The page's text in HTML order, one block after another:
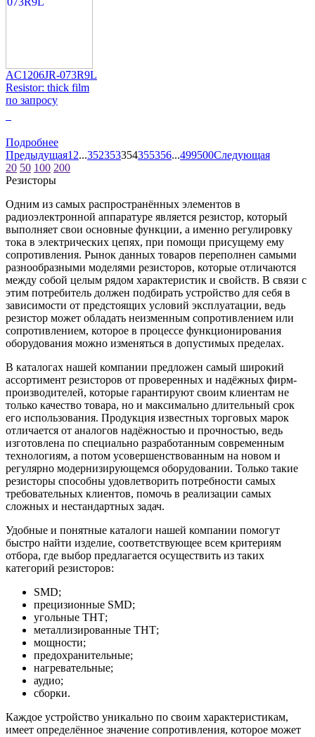
AC1206JR-073R9L
Resistor: thick film
по запросу
Подробнее
Предыдущая1 2...352353354355356...499500Следующая
20 50 100 200
Резисторы
Одним из самых распространённых элементов в
радиоэлектронной аппаратуре является резистор, который
выполняет свои основные функции, а именно регулировку
тока в электрических цепях, при помощи присущему ему
сопротивления. Рынок данных товаров переполнен самыми
разнообразными моделями резисторов, которые отличаются
между собой целым рядом характеристик и свойств. В связи с
этим потребитель должен подбирать устройство для себя в
зависимости от предстоящих условий эксплуатации, ведь
резистор может обладать неизменным сопротивлением или
сопротивлением, которое в процессе функционирования
оборудования можно изменяться в допустимых пределах.
В каталогах нашей компании предложен самый широкий
ассортимент резисторов от проверенных и надёжных фирм-
производителей, которые гарантируют своим клиентам не
только качество товара, но и максимально длительный срок
его использования. Продукция известных торговых марок
отличается от аналогов надёжностью и прочностью, ведь
изготовлена по специально разработанным современным
технологиям, а потом усовершенствованным на новом и
регулярно модернизирующемся оборудовании. Только такие
резисторы способны удовлетворить потребности самых
требовательных клиентов, помочь в реализации самых
сложных и нестандартных задач.
Удобные и понятные каталоги нашей компании помогут
быстро найти изделие, соответствующее всем критериям
отбора, где выбор предлагается осуществить из таких
категорий резисторов:
SMD;
прецизионные SMD;
угольные ТНТ;
металлизированные ТНТ;
мощности;
предохранительные;
нагревательные;
аудио;
сборки.
Каждое устройство уникально по своим характеристикам,
имеет определённое значение сопротивления, которое может